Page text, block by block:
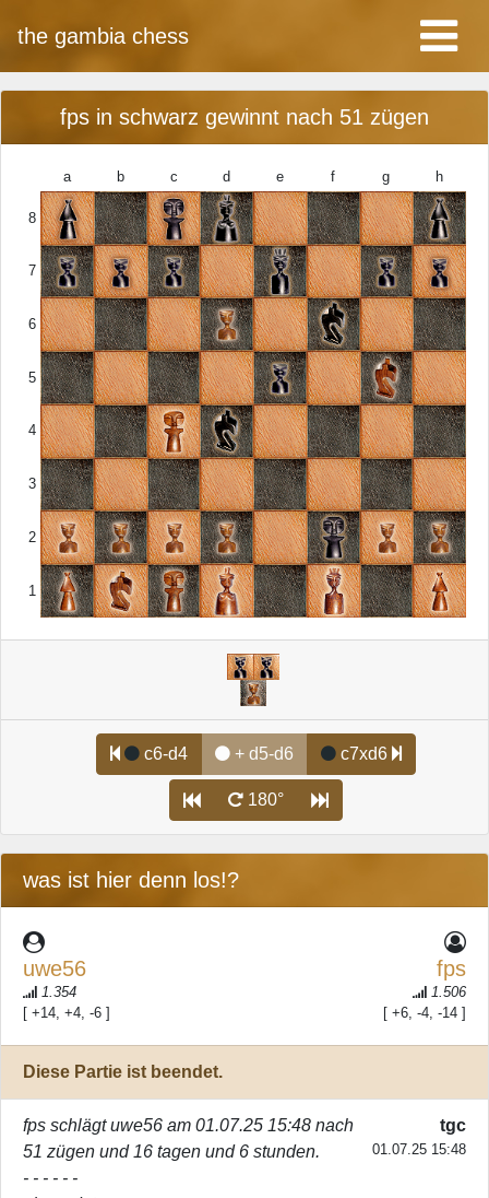
the gambia chess
fps in schwarz gewinnt nach 51 zügen
a b c d e f g h
8
7
6
5
4
3
2
1
c6-d4 + d5-d6 c7xd6
180°
was ist hier denn los!?
uwe56
1.354
[ +14, +4, -6 ]
fps
1.506
[ +6, -4, -14 ]
Diese Partie ist beendet.
tgc
01.07.25 15:48
fps schlägtuwe56 am 01.07.25 15:48 nach
51 zügen und 16 tagen und 6 stunden.
- - - - - -